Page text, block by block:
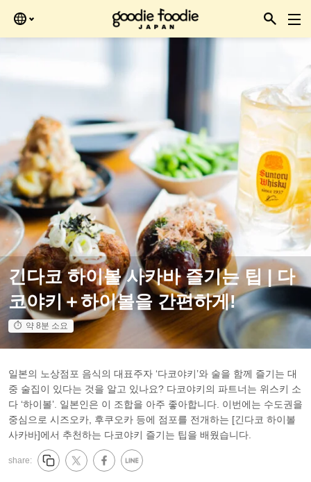
을 때 확인하세요.
긴다코 하이볼 사카바 즐기는 팁 | 다
코야키＋하이볼을 간편하게!
약 8분 소요
일본의 노상점포 음식의 대표주자 ‘다코야키’와 술을 함께 즐기는 대
중 술집이 있다는 것을 알고 있나요? 다코야키의 파트너는 위스키 소
다 ‘하이볼’. 일본인은 이 조합을 아주 좋아합니다. 이번에는 수도권을
중심으로 시즈오카, 후쿠오카 등에 점포를 전개하는 [긴다코 하이볼
사카바]에서 추천하는 다코야키 즐기는 팁을 배웠습니다.
share: